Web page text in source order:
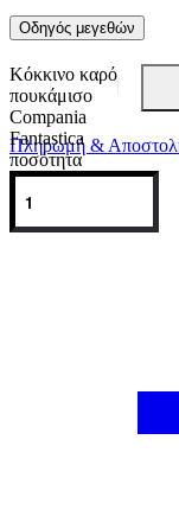
Οδηγός μεγεθών
Κόκκινο καρό
πουκάμισο
Compania
Fantastica
ποσότητα
Πληρωμή &